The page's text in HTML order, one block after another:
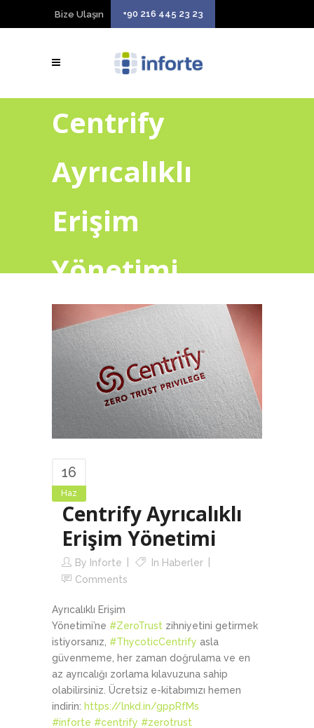
Bize Ulaşın +90 216 445 23 23
Centrify
Ayrıcalıklı
Erişim
Yönetimi
16
Haz
Centrify Ayrıcalıklı
Erişim Yönetimi
By Inforte In Haberler
Comments
Ayrıcalıklı Erişim
Yönetimi’ne #ZeroTrust zihniyetini getirmek
istiyorsanız, #ThycoticCentrify asla
güvenmeme, her zaman doğrulama ve en
az ayrıcalığı zorlama kılavuzuna sahip
olabilirsiniz. Ücretsiz e-kitabımızı hemen
indirin: https://lnkd.in/gppRfMs
#inforte #centrify #zerotrust